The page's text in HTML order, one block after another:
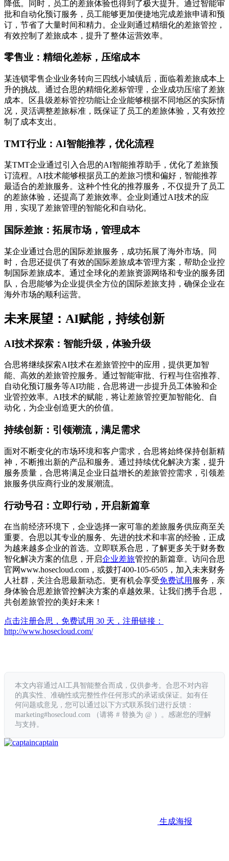
降低。同时，员工的差旅体验也得到了极大提升。通过智能审
批和自动化预订服务，员工能够更加便捷地完成差旅申请和预
订，节省了大量时间和精力。企业则通过精细化的差旅管控，
有效控制了差旅成本，提升了整体运营效率。
零售业：精细化差标，压缩成本
某连锁零售企业业务转向三四线小城镇后，面临着差旅成本上
升的挑战。通过合思的精细化差标管理，企业成功压缩了差旅
成本。区县级差标管控功能让企业能够根据不同地区的实际情
况，灵活调整差旅标准，既保证了员工的差旅体验，又有效控
制了成本支出。
TMT行业：AI智能推荐，优化流程
某TMT企业通过引入合思的AI智能推荐助手，优化了差旅预
订流程。AI技术能够根据员工的差旅习惯和偏好，智能推荐
最适合的差旅服务。这种个性化的推荐服务，不仅提升了员工
的差旅体验，还提高了差旅效率。企业则通过AI技术的应
用，实现了差旅管理的智能化和自动化。
国际差旅：拓展市场，管理成本
某企业通过合思的国际差旅服务，成功拓展了海外市场。同
时，合思还提供了有效的国际差旅成本管理方案，帮助企业控
制国际差旅成本。通过全球化的差旅资源网络和专业的服务团
队，合思能够为企业提供全方位的国际差旅支持，确保企业在
海外市场的顺利运营。
未来展望：AI赋能，持续创新
AI技术探索：智能升级，体验升级
合思将继续探索AI技术在差旅管控中的应用，提供更加智
能、高效的差旅管控服务。通过智能审批、行程与住宿推荐、
自动化预订服务等AI功能，合思将进一步提升员工体验和企
业管控效率。AI技术的赋能，将让差旅管控更加智能化、自
动化，为企业创造更大的价值。
持续创新：引领潮流，满足需求
面对不断变化的市场环境和客户需求，合思将始终保持创新精
神，不断推出新的产品和服务。通过持续优化解决方案，提升
服务质量，合思将满足企业日益增长的差旅管控需求，引领差
旅服务供应商行业的发展潮流。
行动号召：立即行动，开启新篇章
在当前经济环境下，企业选择一家可靠的差旅服务供应商至关
重要。合思以其专业的服务、先进的技术和丰富的经验，正成
为越来越多企业的首选。立即联系合思，了解更多关于财务数
智化解决方案的信息，开启企业差旅管控的新篇章。访问合思
官网www.hosecloud.com，或拨打400-105-6505，加入未来财务
人社群，关注合思最新动态。更有机会享受免费试用 服务，亲
身体验合思差旅管控解决方案的卓越效果。让我们携手合思，
共创差旅管控的美好未来！
点击注册合思，免费试用 30 天，注册链接：
http://www.hosecloud.com/
本文内容通过AI工具智能整合而成，仅供参考。合思不对内容
的真实性、准确性或完整性作任何形式的承诺或保证。如有任
何问题或意见，您可以通过以下方式联系我们进行反馈：
marketing#hosecloud.com （请将 # 替换为 @ ）。感谢您的理解
与支持。
captain
生成海报